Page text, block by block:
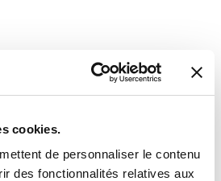
cookies.
de personnaliser le contenu
des fonctionnalités relatives aux